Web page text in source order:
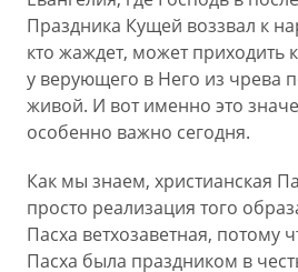
Праздника Кущей воззвал к
кто жаждет, может приходить
у верующего в Него из чрева
живой. И вот именно это
особенно важно сегодня.
Как мы знаем, христианская
просто реализация того
Пасха ветхозаветная, потому
Пасха была праздником в